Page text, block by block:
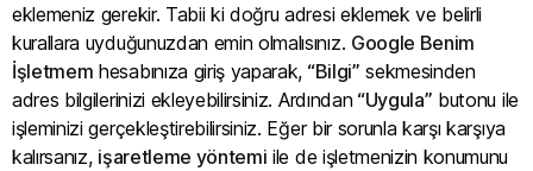
eklemeniz gerekir. Tabii ki doğru adresi eklemek ve belirli
kurallara uyduğunuzdan emin olmalısınız. Google Benim
İşletmem hesabınıza giriş yaparak, “Bilgi” sekmesinden
adres bilgilerinizi ekleyebilirsiniz. Ardından “Uygula” butonu ile
işleminizi gerçekleştirebilirsiniz. Eğer bir sorunla karşı karşıya
kalırsanız, işaretleme yöntemi ile de işletmenizin konumunu